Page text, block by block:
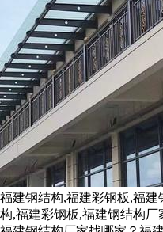
福建钢结构,福建彩钢板,福
构,福建彩钢板,福建钢结构